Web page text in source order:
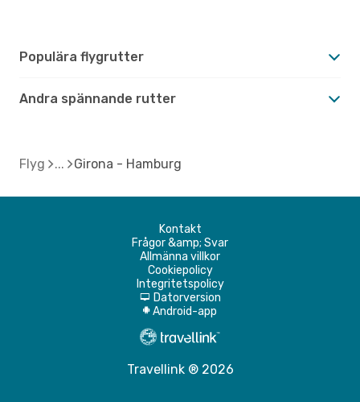
Populära flygrutter
Andra spännande rutter
Flyg Girona - Hamburg
Kontakt
Frågor &amp; Svar
Allmänna villkor
Cookiepolicy
Integritetspolicy
d Datorversion
A Android-app
Travellink ® 2026